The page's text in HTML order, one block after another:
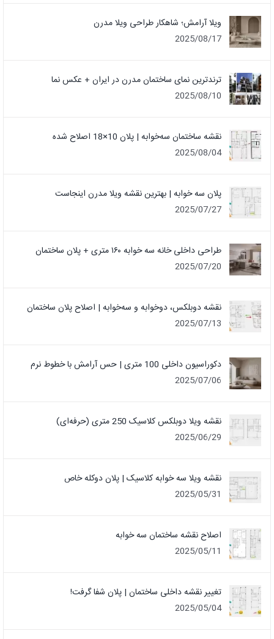
ویلا آرامش؛ شاهکار طراحی ویلا مدرن
2025/08/17
ترندترین نمای ساختمان مدرن در ایران + عکس نما
2025/08/10
نقشه ساختمان سه‌خوابه | پلان 10×18 اصلاح شده
2025/08/04
پلان سه خوابه | بهترین نقشه ویلا مدرن اینجاست
2025/07/27
طراحی داخلی خانه سه خوابه ۱۶۰ متری + پلان ساختمان
2025/07/20
نقشه دوبلکس، دوخوابه و سه‌خوابه | اصلاح پلان ساختمان
2025/07/13
دکوراسیون داخلی 100 متری | حس آرامش با خطوط نرم
2025/07/06
نقشه ویلا دوبلکس کلاسیک 250 متری (حرفه‌ای)
2025/06/29
نقشه ویلا سه خوابه کلاسیک | پلان دوکله خاص
2025/05/31
اصلاح نقشه ساختمان سه خوابه
2025/05/11
تغییر نقشه داخلی ساختمان | پلان شفا گرفت!
2025/05/04